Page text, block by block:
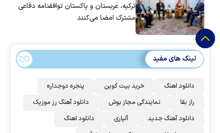
ترکیه، عربستان و پاکستان توافقنامه دفاعی
مشترک امضا می‌کنند
لینک های مفید
دانلود اهنگ خرید بیت کوین
پنجره دوجداره
راز بقا
نمایندگی مجاز بوش
دانلود آهنگ رز‌ موزیک
دانلود آهنگ جدید
آلپاری
دانلود اهنگ